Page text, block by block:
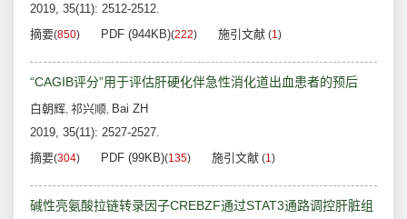
2019, 35(11): 2512-2512.
摘要(850) PDF (944KB)(222) 施引文献 (1)
“CAGIB评分”用于评估肝硬化伴急性消化道出血患者的预后
白朝辉, 祁兴顺, Bai ZH
2019, 35(11): 2527-2527.
摘要(304) PDF (99KB)(135) 施引文献 (1)
碱性亮氨酸拉链转录因子CREBZF通过STAT3通路调控肝脏组